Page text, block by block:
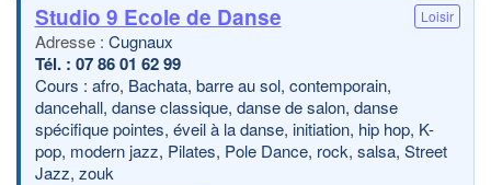
Studio 9 Ecole de Danse Loisir
Cugnaux
07 86 01 62 99
Cours : afro, Bachata, barre au sol, contemporain,
dancehall, danse classique, danse de salon, danse
spécifique pointes, éveil à la danse, initiation, hip hop, K-
pop, modern jazz, Pilates, Pole Dance, rock, salsa, Street
Jazz, zouk